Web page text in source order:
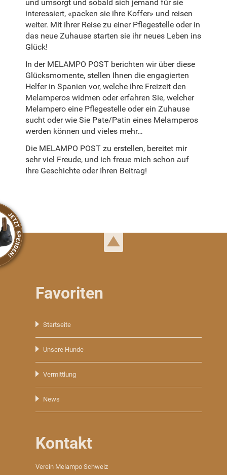
und umsorgt und sobald sich jemand für sie
interessiert, «packen sie ihre Koffer» und reisen
weiter. Mit ihrer Reise zu einer Pflegestelle oder in
das neue Zuhause starten sie ihr neues Leben ins
Glück!
In der MELAMPO POST berichten wir über diese
Glücksmomente, stellen Ihnen die engagierten
Helfer in Spanien vor, welche ihre Freizeit den
Melamperos widmen oder erfahren Sie, welcher
Melampero eine Pflegestelle oder ein Zuhause
sucht oder wie Sie Pate/Patin eines Melamperos
werden können und vieles mehr…
Die MELAMPO POST zu erstellen, bereitet mir
sehr viel Freude, und ich freue mich schon auf
Ihre Geschichte oder Ihren Beitrag!
Favoriten
überspringen
Startseite
Unsere Hunde
Vermittlung
News
Kontakt
Verein Melampo Schweiz